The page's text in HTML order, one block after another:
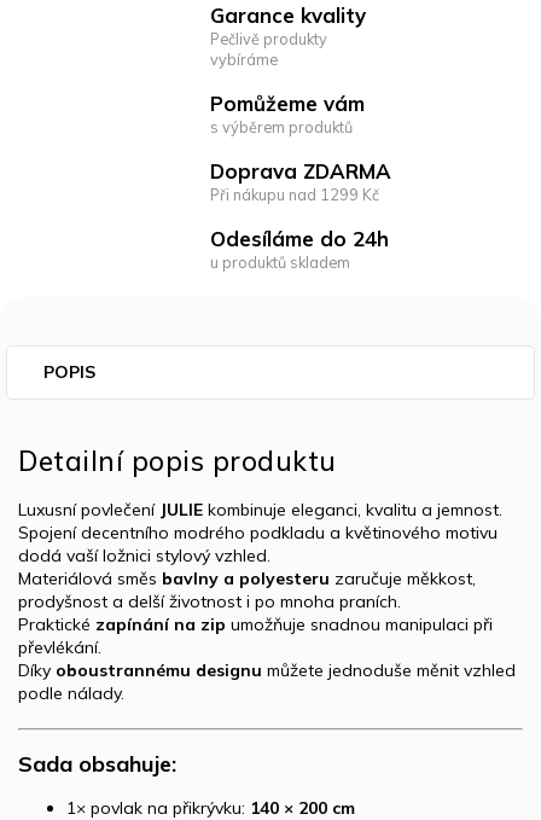
Garance kvality
Pečlivě produkty
vybíráme
Pomůžeme vám
s výběrem produktů
Doprava ZDARMA
Při nákupu nad 1299 Kč
Odesíláme do 24h
u produktů skladem
POPIS
Detailní popis produktu
Luxusní povlečení JULIE kombinuje eleganci, kvalitu a jemnost.
Spojení decentního modrého podkladu a květinového motivu
dodá vaší ložnici stylový vzhled.
Materiálová směs bavlny a polyesteru zaručuje měkkost,
prodyšnost a delší životnost i po mnoha praních.
Praktické zapínání na zip umožňuje snadnou manipulaci při
převlékání.
Díky oboustrannému designu můžete jednoduše měnit vzhled
podle nálady.
Sada obsahuje:
1× povlak na přikrývku: 140 × 200 cm